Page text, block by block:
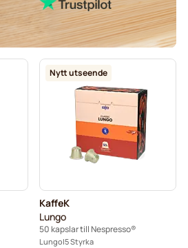
Nytt utseende
KaffeK
Lungo
50 kapslar till Nespresso®
Lungo 5 Styrka